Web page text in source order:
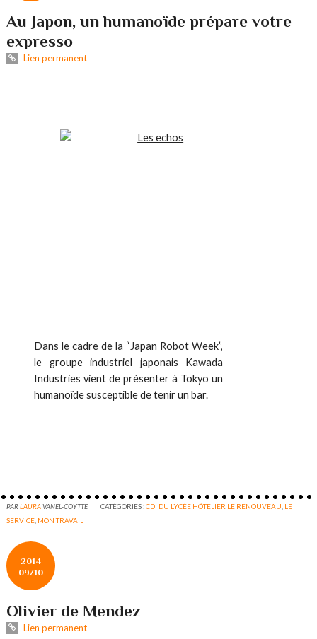
Au Japon, un humanoïde prépare votre
expresso
Lien permanent
Dans le cadre de la “Japan Robot Week”,
le groupe industriel japonais Kawada
Industries vient de présenter à Tokyo un
humanoïde susceptible de tenir un bar.
PARLAURAVANEL-COYTTE CATÉGORIES :CDI DU LYCÉE HÔTELIER LE RENOUVEAU LE
SERVICE MON TRAVAIL
2014
09/10
Olivier de Mendez
Lien permanent